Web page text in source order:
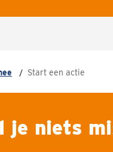
Start een actie
je niets